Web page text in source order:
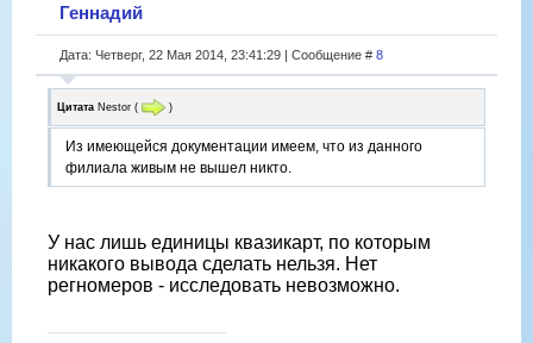
Геннадий
Дата: Четверг, 22 Мая 2014, 23:41:29 | Сообщение # 8
Цитата Nestor ( )
Из имеющейся документации имеем, что из данного
филиала живым не вышел никто.
У нас лишь единицы квазикарт, по которым
никакого вывода сделать нельзя. Нет
регномеров - исследовать невозможно.